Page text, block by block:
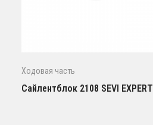
Ходовая часть
Сайлентблок 2108 SEVI EXPERT